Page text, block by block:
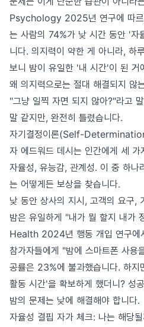
Psychology 2025년 연구에 따르
는 사람의 74%가 낮 시간 동안 '자
니다. 의지력이 약한 게 아니라, 하
보니 밤이 유일한 '내 시간'이 된 거
왜 의지력으로는 절대 해결되지 않
"그냥 일찍 자면 되지 않아?"라고
말 같지만, 완전히 틀렸습니다.
자기결정이론(Self-
자 에드워드 데시는 인간에게 세
자율성, 유능감, 관계성. 이 중 하나
는 어떻게든 보상을 찾습니다.
낮 동안 상사의 지시, 고객의 요구,
밤은 유일하게 "내가 뭘 할지 내가
Health 2024년 행동 개입 연구에
참가자들에게 "밤에 스마트폰 사용
공률은 23%에 불과했습니다. 하
활동 시간'을 확보하게 했더니? 성
밤의 문제는 낮에 해결해야 합니다.
자율성 결핍 자가 체크: 나는 해당